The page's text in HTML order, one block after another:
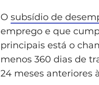
O subsídio de
emprego e que
principais está o
menos 360 dias de
24 meses anteriores